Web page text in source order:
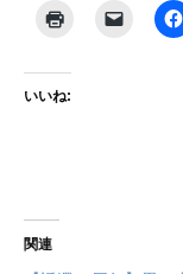
いいね:
関連